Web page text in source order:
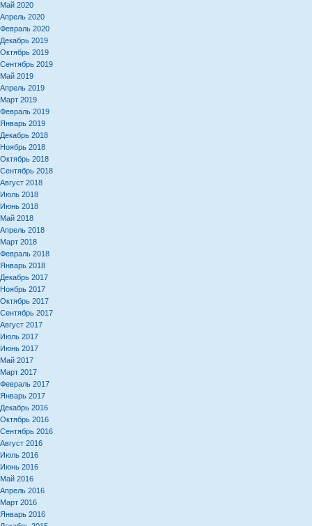
Май 2020
Апрель 2020
Февраль 2020
Декабрь 2019
Октябрь 2019
Сентябрь 2019
Май 2019
Апрель 2019
Март 2019
Февраль 2019
Январь 2019
Декабрь 2018
Ноябрь 2018
Октябрь 2018
Сентябрь 2018
Август 2018
Июль 2018
Июнь 2018
Май 2018
Апрель 2018
Март 2018
Февраль 2018
Январь 2018
Декабрь 2017
Ноябрь 2017
Октябрь 2017
Сентябрь 2017
Август 2017
Июль 2017
Июнь 2017
Май 2017
Март 2017
Февраль 2017
Январь 2017
Декабрь 2016
Октябрь 2016
Сентябрь 2016
Август 2016
Июль 2016
Июнь 2016
Май 2016
Апрель 2016
Март 2016
Январь 2016